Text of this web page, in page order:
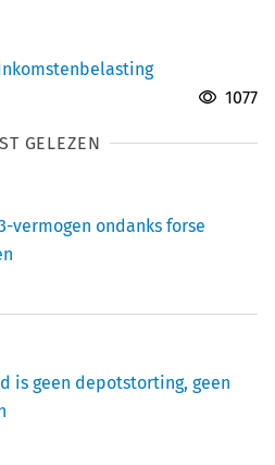
1077
GELEZEN
vermogen ondanks forse
is geen depotstorting, geen